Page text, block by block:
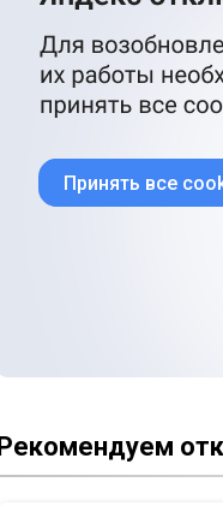
Принять все
Рекомендуем